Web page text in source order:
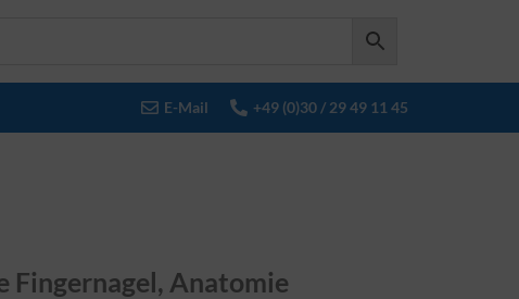
E-Mail +49 (0)30 / 29 49 11 45
Fingernagel, Anatomie